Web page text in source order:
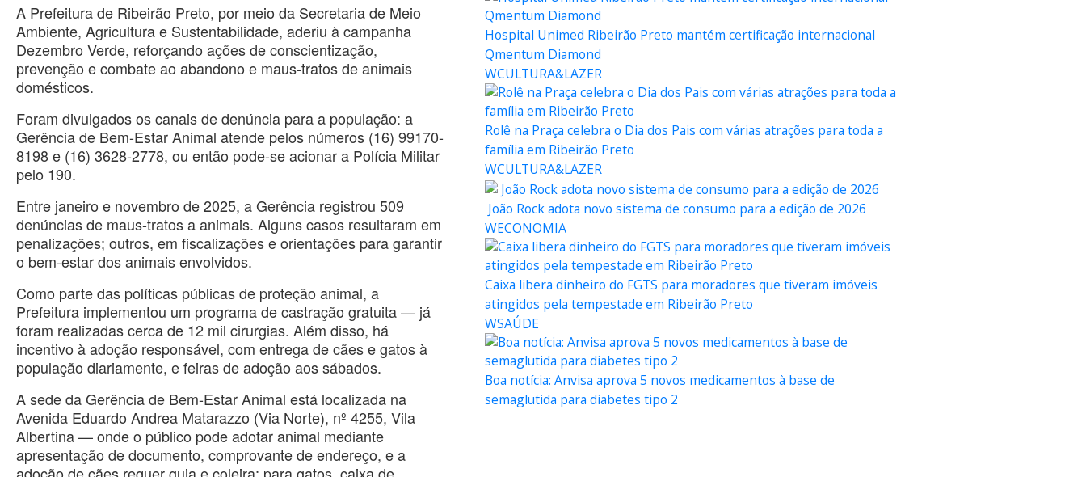
A Prefeitura de Ribeirão Preto, por meio da Secretaria de Meio
Ambiente, Agricultura e Sustentabilidade, aderiu à campanha
Dezembro Verde, reforçando ações de conscientização,
prevenção e combate ao abandono e maus-tratos de animais
domésticos.
Foram divulgados os canais de denúncia para a população: a
Gerência de Bem-Estar Animal atende pelos números (16) 99170-
8198 e (16) 3628-2778, ou então pode-se acionar a Polícia Militar
pelo 190.
Entre janeiro e novembro de 2025, a Gerência registrou 509
denúncias de maus-tratos a animais. Alguns casos resultaram em
penalizações; outros, em fiscalizações e orientações para garantir
o bem-estar dos animais envolvidos.
Como parte das políticas públicas de proteção animal, a
Prefeitura implementou um programa de castração gratuita — já
foram realizadas cerca de 12 mil cirurgias. Além disso, há
incentivo à adoção responsável, com entrega de cães e gatos à
população diariamente, e feiras de adoção aos sábados.
A sede da Gerência de Bem-Estar Animal está localizada na
Avenida Eduardo Andrea Matarazzo (Via Norte), nº 4255, Vila
Albertina — onde o público pode adotar animal mediante
apresentação de documento, comprovante de endereço, e a
adoção de cães requer guia e coleira; para gatos, caixa de
Hospital Unimed Ribeirão Preto mantém certificação internacional
Qmentum Diamond
WCULTURA&LAZER
Rolê na Praça celebra o Dia dos Pais com várias atrações para toda a
família em Ribeirão Preto
WCULTURA&LAZER
João Rock adota novo sistema de consumo para a edição de 2026
WECONOMIA
Caixa libera dinheiro do FGTS para moradores que tiveram imóveis
atingidos pela tempestade em Ribeirão Preto
WSAÚDE
Boa notícia: Anvisa aprova 5 novos medicamentos à base de
semaglutida para diabetes tipo 2